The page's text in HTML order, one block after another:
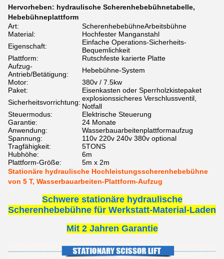
Hervorheben: hydraulische Scherenhebebühnetabelle,
Hebebühneplattform
Art:
ScherenhebebühneArbeitsbühne
Material:
Hochfester Manganstahl
Eigenschaft:
Einfache Operations-Sicherheits-
Bequemlichkeit
Plattform:
Rutschfeste karierte Platte
Aufzug-
Antrieb/Betätigung:
Hebebühne-System
Motor:
380v / 7.5kw
Paket:
Eisenkasten oder Sperrholzkistepaket
Sicherheitsvorrichtung: explosionssicheres Verschlussventil,
Notfall
Steuermodus:
Elektrische Steuerung
Garantie:
24 Monate
Anwendung:
Wasserbauarbeitenplattformaufzug
Spannung:
110v 220v 240v 380v optional
Tragfähigkeit:
5TONS
Hubhöhe:
6m
Plattform-Größe:
5m x 2m
Stationäre hydraulische Hochleistungsscherenhebebühne
von 5 T, Wasserbauarbeiten-Plattform-Aufzug
Schwere stationäre hydraulische
Scherenhebebühne für Werkstatt-Material-Laden
Mit 2 Jahren Garantie